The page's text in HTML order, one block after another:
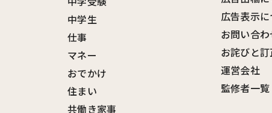
中学生
仕事
マネー
おでかけ
住まい
共働き家事
広告表示
お問い合わ
お詫びと訂
運営会社
監修者一覧